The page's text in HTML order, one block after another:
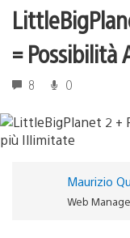
= Possibilità
8 0
Maurizio
Web